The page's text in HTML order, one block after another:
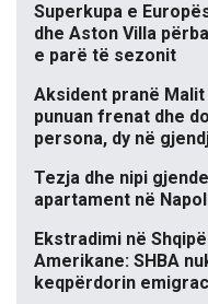
Superkupa e
dhe Aston Villa
e parë të sezonit
Aksident pranë
punuan frenat dhe
persona, dy në
Tezja dhe nipi
apartament në
Ekstradimi në
Amerikane: SHBA
keqpërdorin